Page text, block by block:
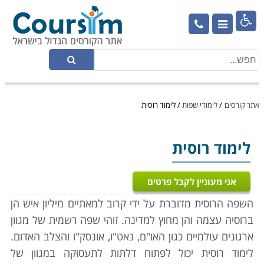

אתר קורסים /לימודי שפות/לימוד רוסית
לימוד רוסית
אני מעוניין לקבל פרטים
השפה הרוסית מדוברת על ידי קרוב למאתיים מיליון איש הן
ברוסיה עצמה והן מחוץ למדינה. זוהי שפה רשמית של מגוון
ארגונים עולמיים כגון האו"ם, נאט"ו, אונסק"ו והצלב האדום.
לימוד רוסית יכול לפתוח דלתות לתעסוקה במגוון של